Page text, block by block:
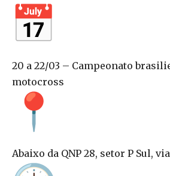
20 a 22/03 – Campeonato
motocross
Abaixo da QNP 28, setor P Sul,